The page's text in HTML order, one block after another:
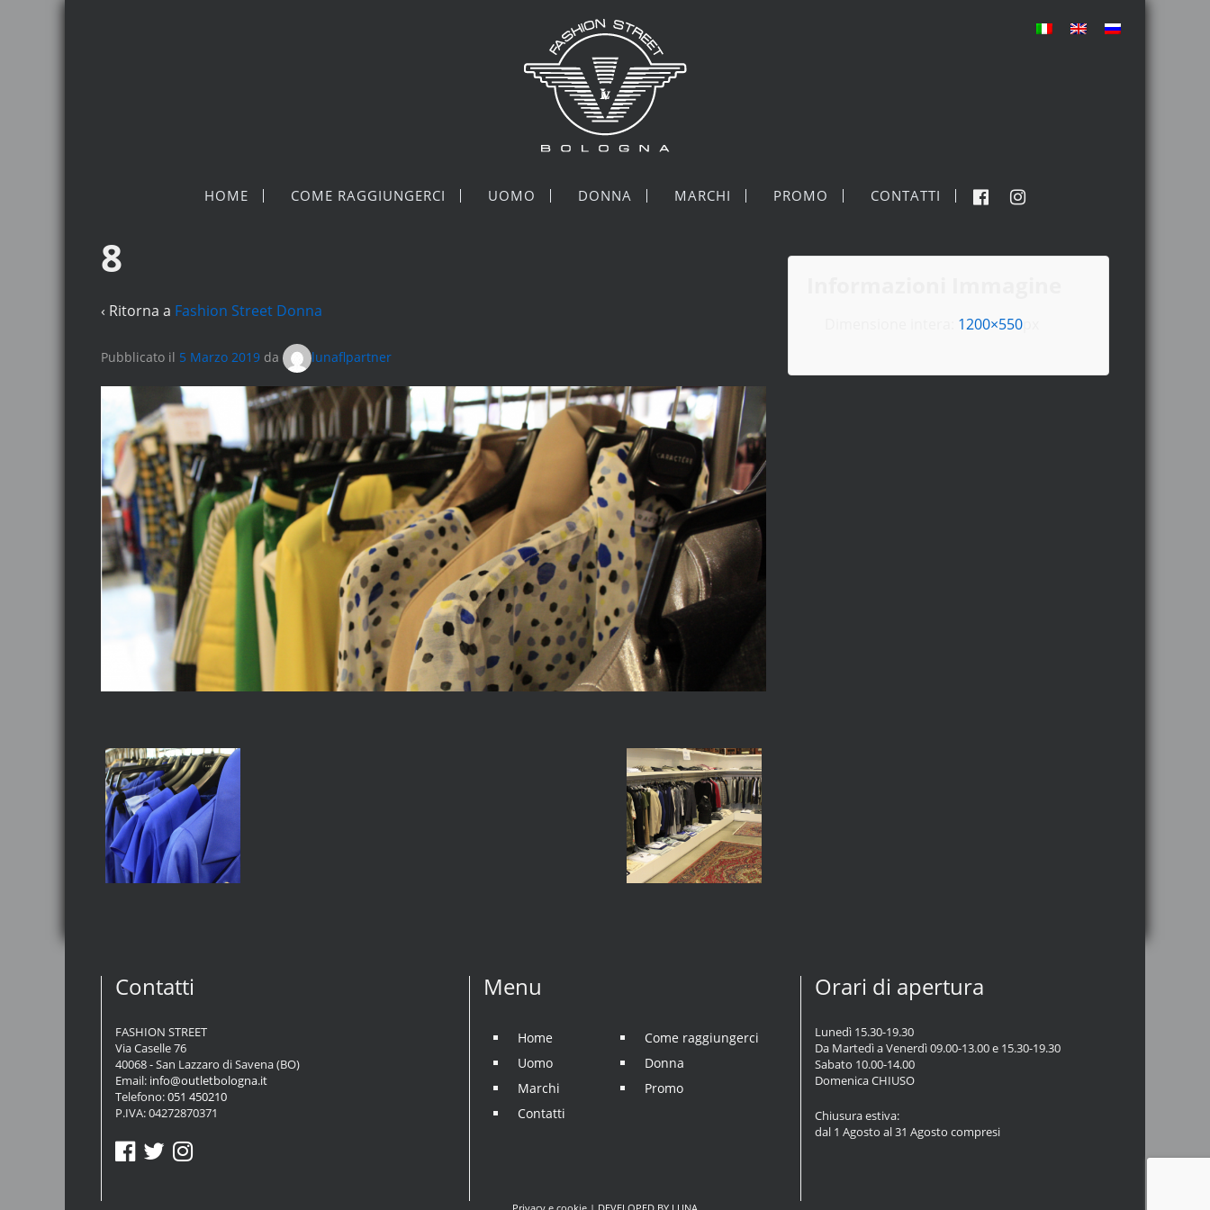
HOME COME RAGGIUNGERCI UOMO DONNA MARCHI PROMO CONTATTI
8
‹ Ritorna a Fashion Street Donna
Pubblicato il 5 Marzo 2019 da lunaflpartner
1200×550px
Contatti
FASHION STREET
Via Caselle 76
40068 - San Lazzaro di Savena (BO)
Email: info@outletbologna.it
Telefono:051 450210
P.IVA: 04272870371
Menu
Home
Come raggiungerci
Uomo
Donna
Marchi
Promo
Contatti
Orari di apertura
Lunedì 15.30-19.30
Da Martedì a Venerdì 09.00-13.00 e 15.30-19.30
Sabato 10.00-14.00
Domenica CHIUSO
Chiusura estiva:
dal 1 Agosto al 31 Agosto compresi
Privacy e cookie | DEVELOPED BY LUNA